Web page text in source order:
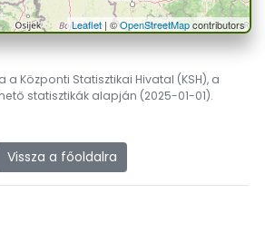
Leaflet| ©OpenStreetMapcontributors
a Központi Statisztikai Hivatal (KSH), a
statisztikák alapján (2025-01-01).
Vissza a főoldalra